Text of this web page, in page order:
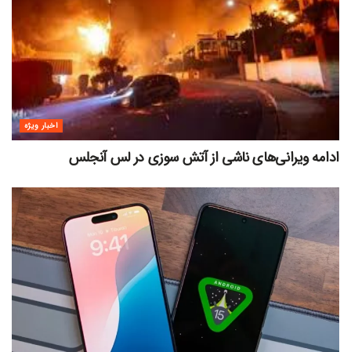
اخبار ویژه
ادامه ویرانی‌های ناشی از آتش سوزی در لس آنجلس